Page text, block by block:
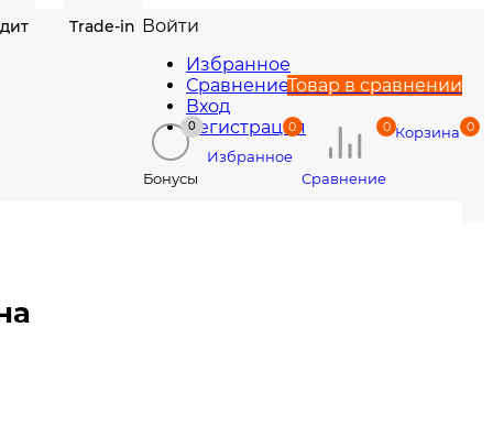
Trade-in Войти
Избранное
СравнениеТовар в сравнении
Вход
Регистрация
0
Бонусы
0
Избранное
0
Сравнение
0
Корзина